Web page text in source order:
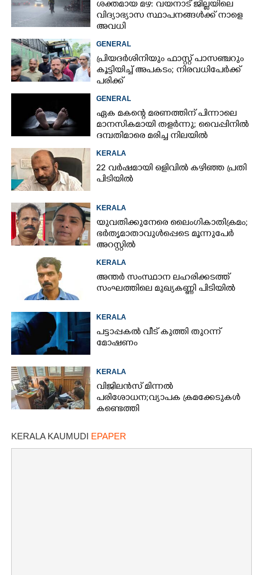
ശക്തമായ മഴ: വയനാട് ജില്ലയിലെ
വിദ്യാഭ്യാസ സ്ഥാപനങ്ങള്‍ക്ക് നാളെ
അവധി
GENERAL
പ്രിയദർശിനിയും ഫാസ്റ്റ് പാസഞ്ചറും
കൂട്ടിയിച്ച് അപകടം; നിരവധിപേർക്ക്
പരിക്ക്
GENERAL
ഏക മകന്റെ മരണത്തിന് പിന്നാലെ
മാനസികമായി തളർന്നു; വൈപ്പിനിൽ
ദമ്പതിമാരെ മരിച്ച നിലയിൽ
KERALA
22 വർഷമായി ഒളിവിൽ കഴിഞ്ഞ പ്രതി
പിടിയിൽ
KERALA
യുവതിക്കുനേരെ ലൈംഗികാതിക്രമം;
ഭർതൃമാതാവുൾപ്പെടെ മൂന്നുപേർ
അറസ്റ്റിൽ
KERALA
അന്തർ സംസ്ഥാന ലഹരിക്കടത്ത്
സംഘത്തിലെ മുഖ്യകണ്ണി പിടിയിൽ
KERALA
പട്ടാപ്പകൽ വീട് കുത്തി തുറന്ന്
മോഷണം
KERALA
വിജിലൻസ് മിന്നൽ
പരിശോധന; വ്യാപക ക്രമക്കേടുകൾ
കണ്ടെത്തി
KERALA KAUMUDI EPAPER